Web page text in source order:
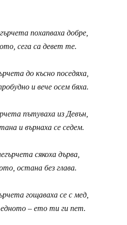
похапваха добре,
сега са девет те.
до късно поседяха,
и вече осем бяха.
пътуваха из Девън,
и върнаха се седем.
сякоха дърва,
остана без глава.
гощаваха се с мед,
– ето ти ги пет.